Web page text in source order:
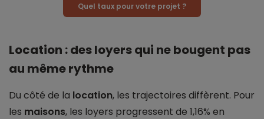
Quel taux pour votre projet ?
Location : des loyers qui ne bougent pas
au même rythme
Du côté de la location, les trajectoires diffèrent. Pour
les maisons, les loyers progressent de 1,16% en